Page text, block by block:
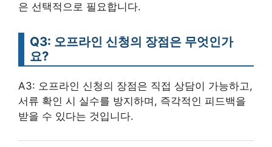
은 선택적으로 필요합니다.
Q3: 오프라인 신청의 장점은 무엇인가
요?
A3: 오프라인 신청의 장점은 직접 상담이 가능하고,
서류 확인 시 실수를 방지하며, 즉각적인 피드백을
받을 수 있다는 것입니다.